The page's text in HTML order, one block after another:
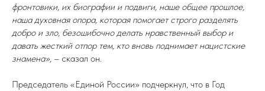
фронтовики, их биографии и подвиги, наше общее прошлое,
наша духовная опора, которая помогает строго разделять
добро и зло, безошибочно делать нравственный выбор и
давать жесткий отпор тем, кто вновь поднимает нацистские
знамена», – сказал он.
Председатель «Единой России» подчеркнул, что в Год